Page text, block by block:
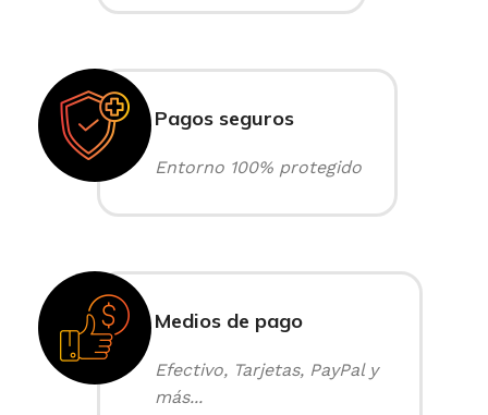
Pagos seguros
Entorno 100% protegido
Medios de pago
Efectivo, Tarjetas, PayPal y
más...